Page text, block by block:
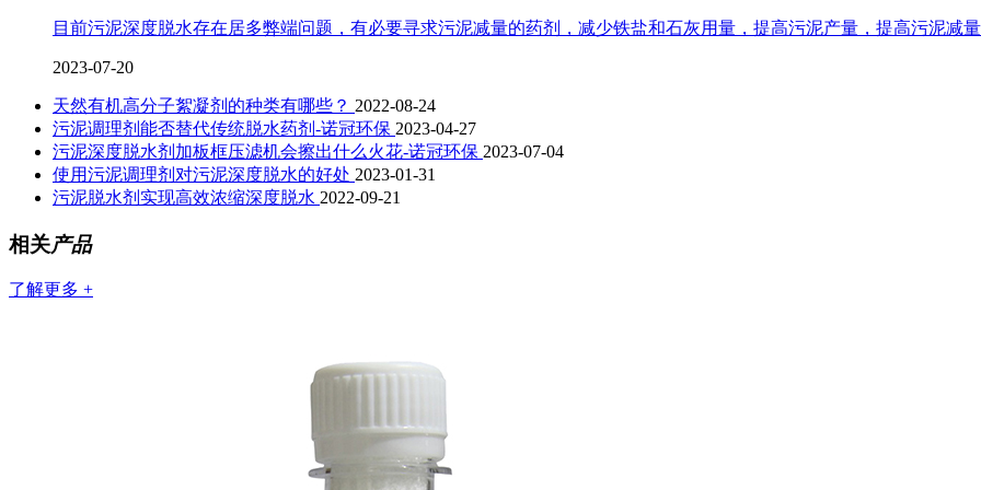
目前污泥深度脱水存在居多弊端问题，有必要寻求污泥减量的药剂，减少铁盐和石灰用量，提高污泥产量，提高污泥减
2023-07-20
天然有机高分子絮凝剂的种类有哪些？ 2022-08-24
污泥调理剂能否替代传统脱水药剂-诺冠环保 2023-04-27
污泥深度脱水剂加板框压滤机会擦出什么火花-诺冠环保 2023-07-04
使用污泥调理剂对污泥深度脱水的好处 2023-01-31
污泥脱水剂实现高效浓缩深度脱水 2022-09-21
相关产品
了解更多 +